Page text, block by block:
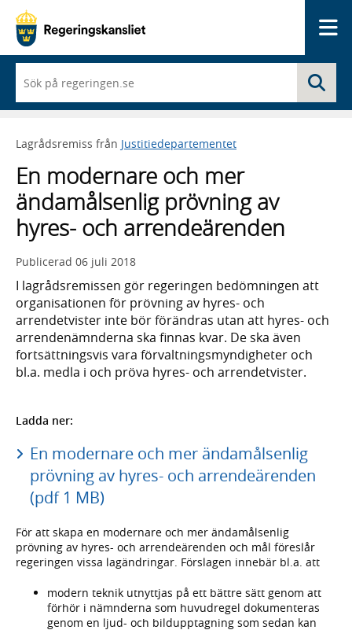
du
börjar
skriva
framträder
lista
med
sökförslag
Lagrådsremiss från Justitiedepartementet
En modernare och mer
ändamålsenlig prövning av
hyres- och arrendeärenden
Publicerad 06 juli 2018
I lagrådsremissen gör regeringen bedömningen att
organisationen för prövning av hyres- och
arrendetvister inte bör förändras utan att hyres- och
arrendenämnderna ska finnas kvar. De ska även
fortsättningsvis vara förvaltningsmyndigheter och
bl.a. medla i och pröva hyres- och arrendetvister.
Ladda ner:
En modernare och mer ändamålsenlig
prövning av hyres- och arrendeärenden
(pdf 1 MB)
För att skapa en modernare och mer ändamålsenlig
prövning av hyres- och arrendeärenden och mål föreslår
regeringen vissa lagändringar. Förslagen innebär bl.a. att
modern teknik utnyttjas på ett bättre sätt genom att
förhör i nämnderna som huvudregel dokumenteras
genom en ljud- och bildupptagning som sedan kan